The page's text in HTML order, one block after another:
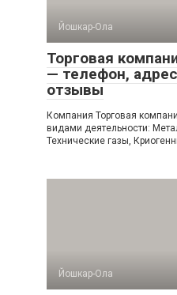
Йошкар-Ола
Торговая
— телефон,
отзывы
Компания Торговая
видами деятельности:
Технические газы,
Йошкар-Ола